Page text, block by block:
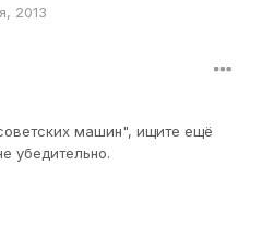
2013
машин", ищите ещё
убедительно.